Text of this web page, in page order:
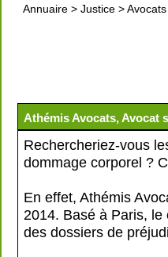
Annuaire > Justice >Avocats
Athémis Avocats, Avocat
Rechercheriez-vous
dommage corporel ?
En effet, Athémis
2014. Basé à Paris,
des dossiers de